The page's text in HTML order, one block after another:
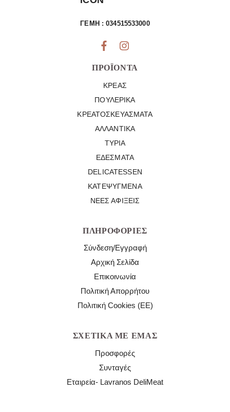
ΓΕΜΗ : 034515533000
ΠΡΟΪΌΝΤΑ
ΚΡΈΑΣ
ΠΟΥΛΕΡΙΚΆ
ΚΡΕΑΤΟΣΚΕΥΆΣΜΑΤΑ
ΑΛΛΑΝΤΙΚΆ
ΤΥΡΙΆ
ΕΔΈΣΜΑΤΑ
DELICATESSEN
ΚΑΤΕΨΥΓΜΈΝΑ
ΝΈΕΣ ΑΦΊΞΕΙΣ
ΠΛΗΡΟΦΟΡΊΕΣ
Σύνδεση/Εγγραφή
Αρχική Σελίδα
Επικοινωνία
Πολιτική Απορρήτου
Πολιτική Cookies (ΕΕ)
ΣΧΕΤΙΚΆ ΜΕ ΕΜΆΣ
Προσφορές
Συνταγές
Εταιρεία- Lavranos DeliMeat